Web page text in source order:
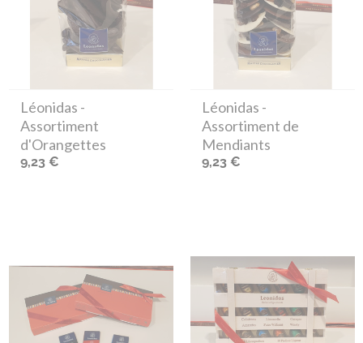
Léonidas -
Assortiment
d'Orangettes
9,23 €
Léonidas -
Assortiment de
Mendiants
9,23 €